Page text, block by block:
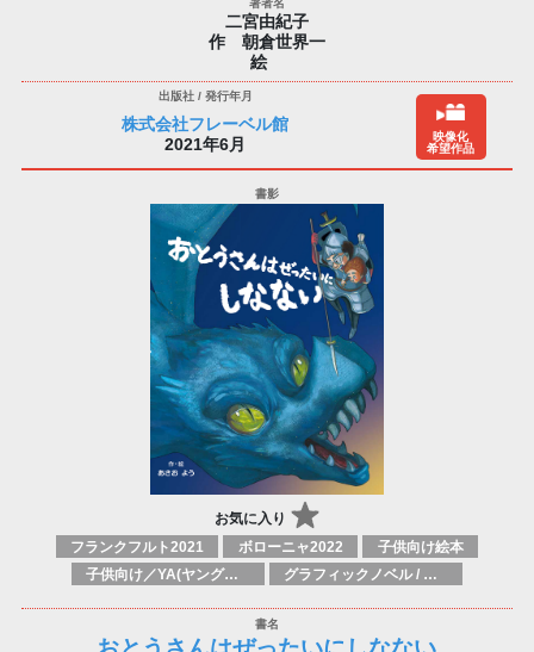
二宮由紀子
作 朝倉世界一
絵
株式会社フレーベル館
2021年6月
映像化
希望作品
お気に入り
フランクフルト2021 ボローニャ2022
子供向け絵本
子供向け／YA(ヤングアダルト)向け一般：芸術&芸術家
グラフィックノベル / コミックブック / 漫画：スタイル / 伝統